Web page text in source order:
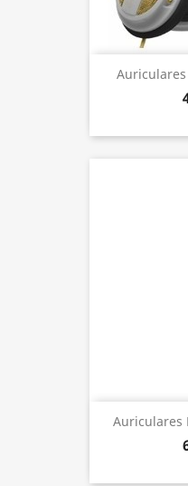
Auriculares